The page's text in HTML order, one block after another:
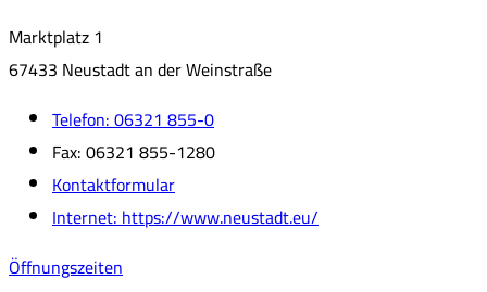
Marktplatz 1
67433 Neustadt an der Weinstraße
Telefon:06321 855-0
Fax:06321 855-1280
Kontaktformular
Internet:https://www.neustadt.eu/
Öffnungszeiten